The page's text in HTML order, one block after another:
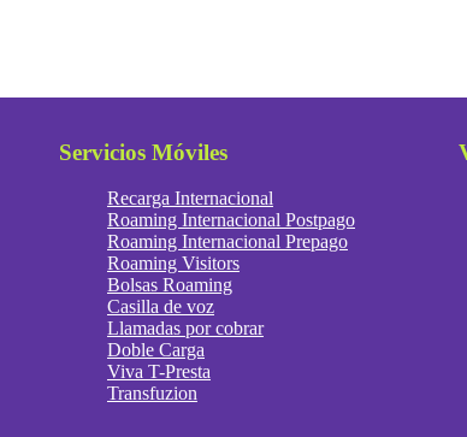
Servicios Móviles
Recarga Internacional
Roaming Internacional Postpago
Roaming Internacional Prepago
Roaming Visitors
Bolsas Roaming
Casilla de voz
Llamadas por cobrar
Doble Carga
Viva T-Presta
Transfuzion